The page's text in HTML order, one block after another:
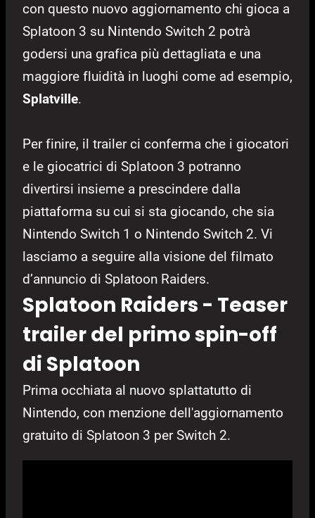
con questo nuovo aggiornamento chi gioca a
Splatoon 3 su Nintendo Switch 2 potrà
godersi una grafica più dettagliata e una
maggiore fluidità in luoghi come ad esempio,
Splatville.
Per finire, il trailer ci conferma che i giocatori
e le giocatrici di Splatoon 3 potranno
divertirsi insieme a prescindere dalla
piattaforma su cui si sta giocando, che sia
Nintendo Switch 1 o Nintendo Switch 2. Vi
lasciamo a seguire alla visione del filmato
d’annuncio di Splatoon Raiders.
Splatoon Raiders - Teaser
trailer del primo spin-off
di Splatoon
Prima occhiata al nuovo splattatutto di
Nintendo, con menzione dell'aggiornamento
gratuito di Splatoon 3 per Switch 2.